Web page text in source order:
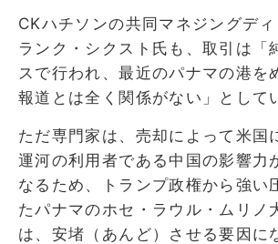
CKハチソンの共同マネジングデ
ランク・シクスト氏も、取引は「
スで行われ、最近のパナマの港を
報道とは全く関係がない」として
ただ専門家は、売却によって米国
運河の利用者である中国の影響力
なるため、トランプ政権から強い
たパナマのホセ・ラウル・ムリノ
は、安堵（あんど）させる要因に